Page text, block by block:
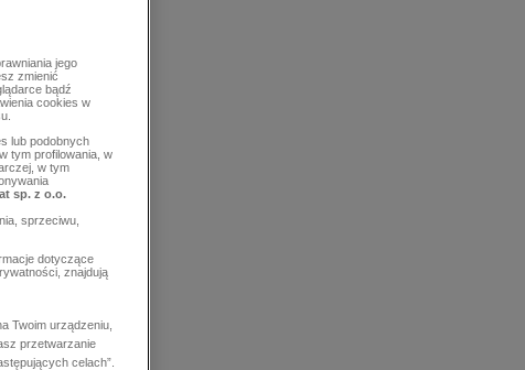
jego
zmienić
bądź
cookies w
lub podobnych
tym profilowania, w
w tym
sp. z o.o.
sprzeciwu,
dotyczące
znajdują
Twoim urządzeniu,
przetwarzanie
celach”.